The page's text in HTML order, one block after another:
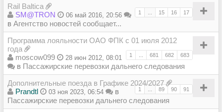
Rail Baltica
1 15 16 17
SM@TRON 06 май 2016, 20:56
в Агентство новостей сообщает...
Программа лояльности ОАО ФПК с 01 июля 2012
года
1 681 682 683
moscow099 28 июн 2012, 08:01
в Пассажирские перевозки дальнего следования
Дополнительные поезда в Графике 2024/2027
1 89 90 91
Prandtl 03 ноя 2023, 06:54
в
Пассажирские перевозки дальнего следования